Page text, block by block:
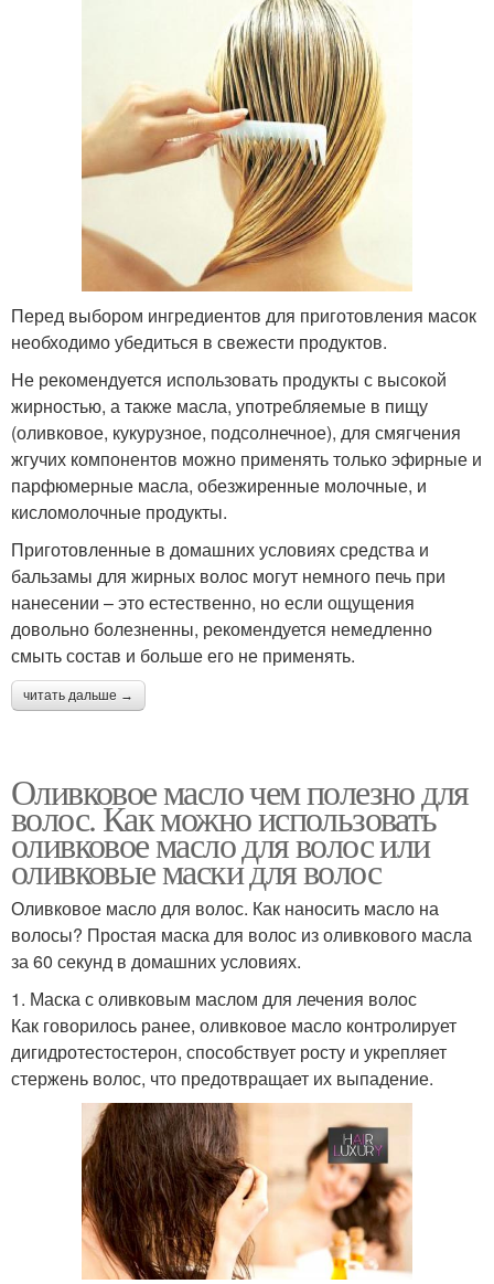
Перед выбором ингредиентов для приготовления масок
необходимо убедиться в свежести продуктов.
Не рекомендуется использовать продукты с высокой
жирностью, а также масла, употребляемые в пищу
(оливковое, кукурузное, подсолнечное), для смягчения
жгучих компонентов можно применять только эфирные и
парфюмерные масла, обезжиренные молочные, и
кисломолочные продукты.
Приготовленные в домашних условиях средства и
бальзамы для жирных волос могут немного печь при
нанесении – это естественно, но если ощущения
довольно болезненны, рекомендуется немедленно
смыть состав и больше его не применять.
читать дальше →
Оливковое масло чем полезно для
волос. Как можно использовать
оливковое масло для волос или
оливковые маски для волос
Оливковое масло для волос. Как наносить масло на
волосы? Простая маска для волос из оливкового масла
за 60 секунд в домашних условиях.
1. Маска с оливковым маслом для лечения волос
Как говорилось ранее, оливковое масло контролирует
дигидротестостерон, способствует росту и укрепляет
стержень волос, что предотвращает их выпадение.